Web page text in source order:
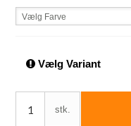
Vælg Farve
Vælg Variant
stk.